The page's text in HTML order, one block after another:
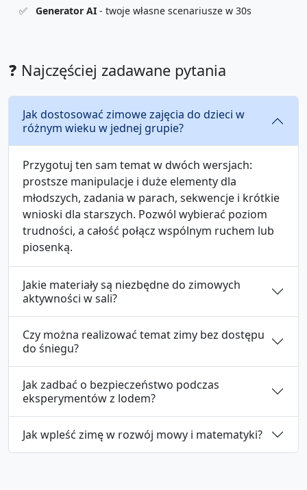
✅
Generator AI - twoje własne scenariusze w 30s
❓ Najczęściej zadawane pytania
Jak dostosować zimowe zajęcia do dzieci w
różnym wieku w jednej grupie?
Przygotuj ten sam temat w dwóch wersjach:
prostsze manipulacje i duże elementy dla
młodszych, zadania w parach, sekwencje i krótkie
wnioski dla starszych. Pozwól wybierać poziom
trudności, a całość połącz wspólnym ruchem lub
piosenką.
Jakie materiały są niezbędne do zimowych
aktywności w sali?
Czy można realizować temat zimy bez dostępu
do śniegu?
Jak zadbać o bezpieczeństwo podczas
eksperymentów z lodem?
Jak wpleść zimę w rozwój mowy i matematyki?